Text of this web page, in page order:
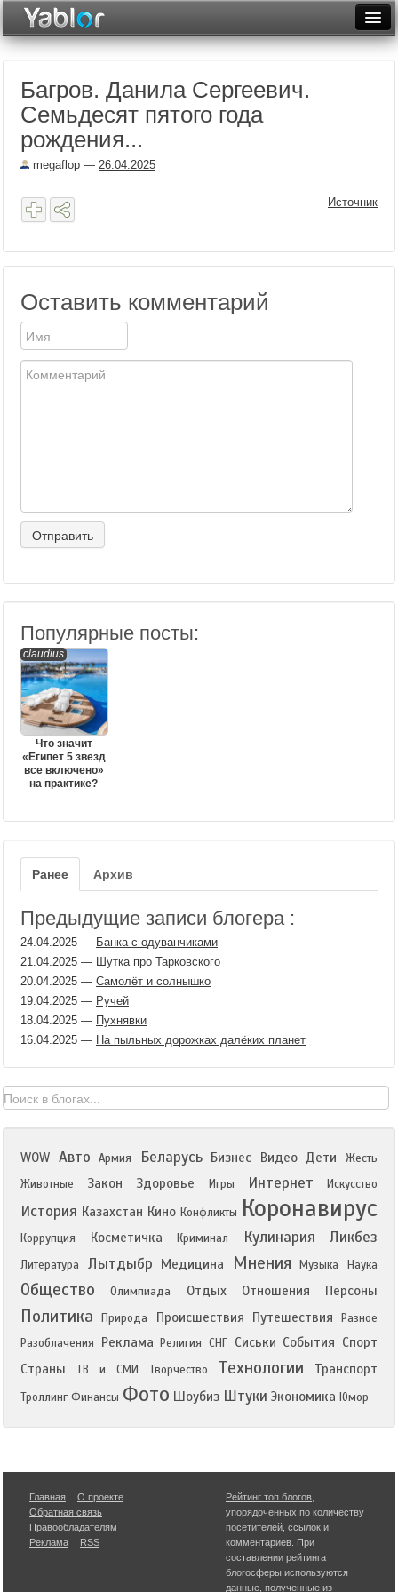
Неделя
Месяц
Видеотоп
Багров. Данила Сергеевич.
Семьдесят пятого года
рождения...
megaflop — 26.04.2025
Источник
Оставить комментарий
Популярные посты:
claudius
Что значит
«Египет 5 звезд
все включено»
на практике?
Ранее Архив
Предыдущие записи блогера :
24.04.2025 — Банка с одуванчиками
21.04.2025 — Шутка про Тарковского
20.04.2025 — Самолёт и солнышко
19.04.2025 — Ручей
18.04.2025 — Пухнявки
16.04.2025 — На пыльных дорожках далёких планет
WOW Авто Армия Беларусь Бизнес Видео Дети
Жесть
Животные
Закон Здоровье Игры Интернет Искусство
История Казахстан Кино Конфликты Коронавирус
Коррупция Косметичка Криминал Кулинария Ликбез
Литература Лытдыбр Медицина Мнения Музыка Наука
Общество Олимпиада Отдых Отношения Персоны
Политика Природа Происшествия Путешествия
Разное
Разоблачения
Реклама Религия СНГ Сиськи События Спорт
Страны
ТВ и СМИ Творчество Технологии Транспорт
Троллинг Финансы Фото Шоубиз Штуки Экономика Юмор
Главная
О проекте
Обратная связь
Правообладателям
Реклама
RSS
Рейтинг топ блогов
упорядоченных по количеству
посетителей, ссылок и
комментариев. При
составлении рейтинга
блогосферы используются
данные, полученные из